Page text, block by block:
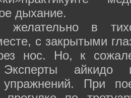
дыхание.
желательно в
с закрытыми
нос. Но, к
Эксперты айкидо
упражнений. При